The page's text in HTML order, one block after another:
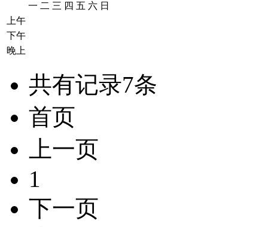
一 二 三 四 五 六 日
上午
下午
晚上
共有记录7条
首页
上一页
1
下一页